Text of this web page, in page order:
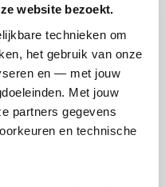
website bezoekt.
technieken om
het gebruik van onze
en — met jouw
Met jouw
partners gegevens
en technische